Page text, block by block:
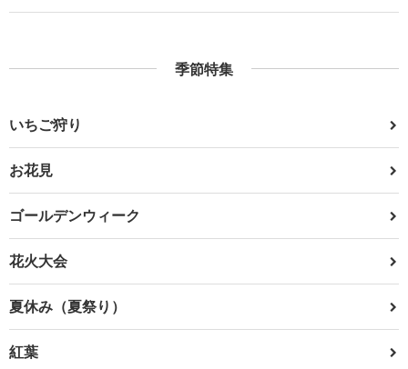
季節特集
いちご狩り
お花見
ゴールデンウィーク
花火大会
夏休み（夏祭り）
紅葉